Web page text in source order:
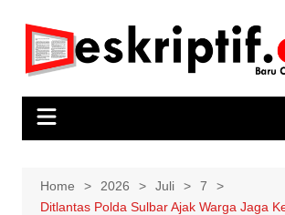
content
Home 2026 Juli
7
Ditlantas Polda Sulbar Ajak Warga Jaga